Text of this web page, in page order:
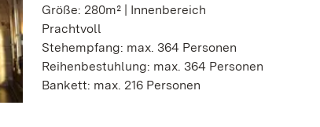
Größe: 280m² | Innenbereich
Prachtvoll
Stehempfang: max. 364 Personen
Reihenbestuhlung: max. 364 Personen
Bankett: max. 216 Personen